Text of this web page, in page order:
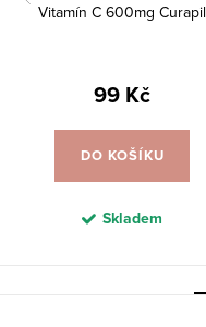
Vitamín C 600mg Curapil
99 Kč
DO KOŠÍKU
Skladem